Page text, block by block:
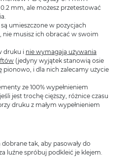
mm, ale możesz przetestować
umieszczone w pozycjach
musisz ich obracać w swoim
druku i nie wymagają używania
(jedyny wyjątek stanowią osie
pionowo, i dla nich zalecamy użycie
ze 100% wypełnieniem
jest trochę cięższy, różnice czasu
druku z małym wypełnieniem
dobrane tak, aby pasowały do
luźne spróbuj podkleić je klejem.